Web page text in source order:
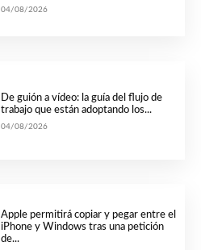
04/08/2026
De guión a vídeo: la guía del flujo de
trabajo que están adoptando los...
04/08/2026
Apple permitirá copiar y pegar entre el
iPhone y Windows tras una petición
de...